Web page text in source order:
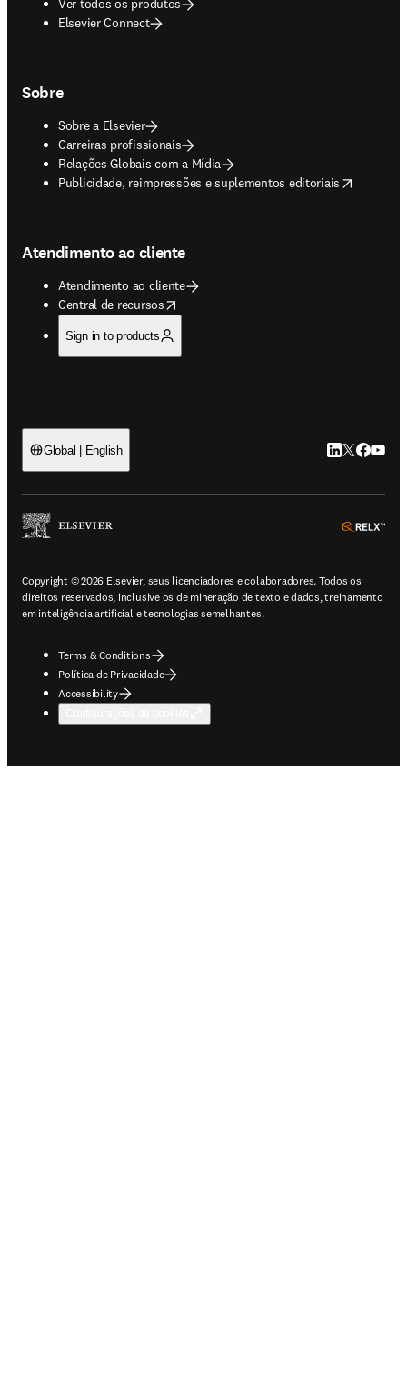
Ver todos os produtos
Elsevier Connect
Sobre
Sobre a Elsevier
Carreiras profissionais
Relações Globais com a Mídia
Publicidade, reimpressões e suplementos editoriais
opens in new tab/window
Atendimento ao cliente
Atendimento ao cliente
Central de recursos
opens in new tab/window
Sign in to products
Global | English LinkedIn abre
Twitter
Copyright © 2026 Elsevier, seus licenciadores e colaboradores. Todos os
direitos reservados, inclusive os de mineração de texto e dados, treinamento
em inteligência artificial e tecnologias semelhantes.
Terms & Conditions
Política de Privacidade
Accessibility